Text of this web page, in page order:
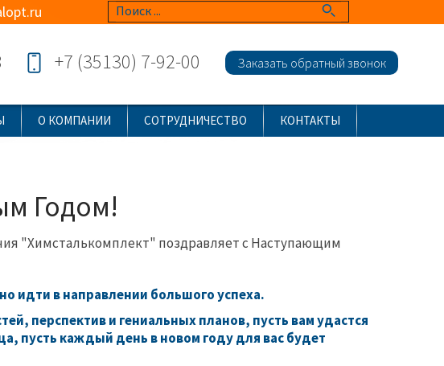
+7 (35130) 7-92-00 Заказать обратный звонок
О КОМПАНИИ СОТРУДНИЧЕСТВО КОНТАКТЫ
Годом!
"Химсталькомплект" поздравляет с Наступающим
идти в направлении большого успеха.
перспектив и гениальных планов, пусть вам удастся
пусть каждый день в новом году для вас будет